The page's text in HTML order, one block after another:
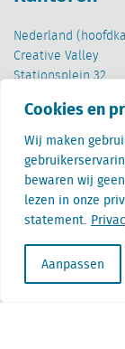
Cookies en
Wij maken
bewaren wij
lezen in onze
statement.
Aanpassen
Nederland
Creative Valley
Stationsplein 32
België
Cantersteen 47
1000 Brussel